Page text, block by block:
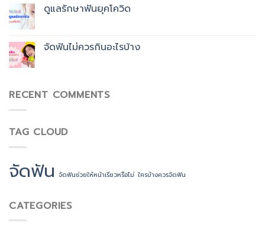
ลม
สกา
ต้อง
แพทย์
ฟัน
ดูแลรักษาฟันยุคโควิด
​จัดฟันไม่ควรกินอะไรบ้าง
RECENT COMMENTS
TAG CLOUD
จัดฟัน จัดฟันช่วยให้หน้าเรียวหรือไม่ ใครบ้างควรจัดฟัน
CATEGORIES